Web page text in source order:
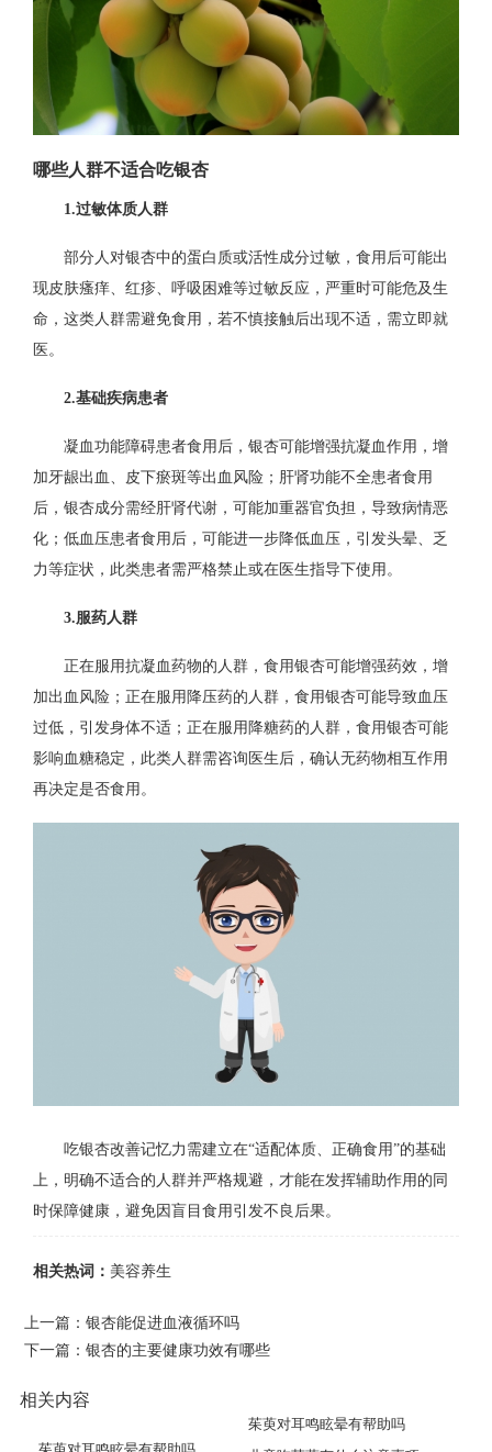
哪些人群不适合吃银杏
1.过敏体质人群
部分人对银杏中的蛋白质或活性成分过敏，食用后可能出
现皮肤瘙痒、红疹、呼吸困难等过敏反应，严重时可能危及生
命，这类人群需避免食用，若不慎接触后出现不适，需立即就
医。
2.基础疾病患者
凝血功能障碍患者食用后，银杏可能增强抗凝血作用，增
加牙龈出血、皮下瘀斑等出血风险；肝肾功能不全患者食用
后，银杏成分需经肝肾代谢，可能加重器官负担，导致病情恶
化；低血压患者食用后，可能进一步降低血压，引发头晕、乏
力等症状，此类患者需严格禁止或在医生指导下使用。
3.服药人群
正在服用抗凝血药物的人群，食用银杏可能增强药效，增
加出血风险；正在服用降压药的人群，食用银杏可能导致血压
过低，引发身体不适；正在服用降糖药的人群，食用银杏可能
影响血糖稳定，此类人群需咨询医生后，确认无药物相互作用
再决定是否食用。
吃银杏改善记忆力需建立在“适配体质、正确食用”的基础
上，明确不适合的人群并严格规避，才能在发挥辅助作用的同
时保障健康，避免因盲目食用引发不良后果。
相关热词： 美容养生
上一篇：银杏能促进血液循环吗
下一篇：银杏的主要健康功效有哪些
相关内容
茱萸对耳鸣眩晕有帮助吗